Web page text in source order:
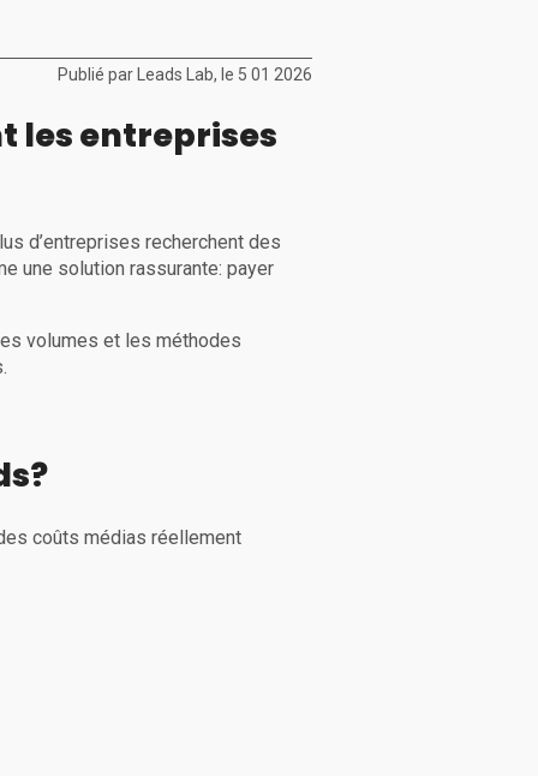
Publié par Leads Lab, le 5 01 2026
les entreprises
d’entreprises recherchent des
une solution rassurante: payer
volumes et les méthodes
coûts médias réellement